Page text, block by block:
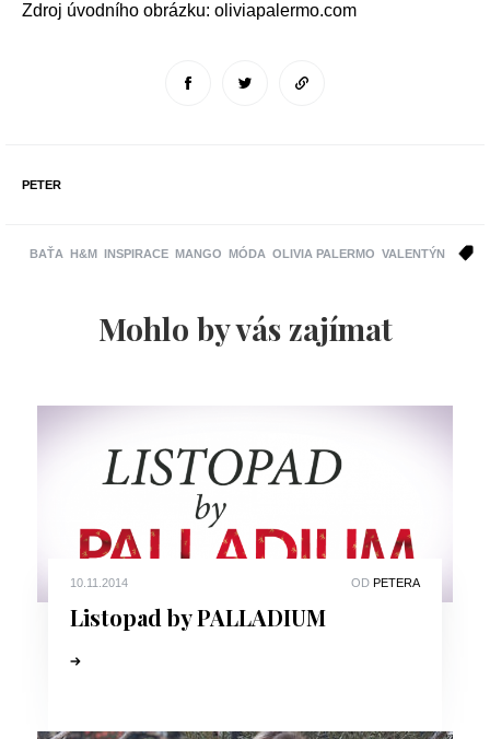
Zdroj úvodního obrázku: oliviapalermo.com
PETER
BAŤA H&M INSPIRACE MANGO MÓDA OLIVIA PALERMO VALENTÝN
Mohlo by vás zajímat
10.11.2014 OD PETERA
Listopad by PALLADIUM